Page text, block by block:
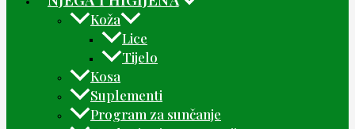
Koža
Lice
Tijelo
Kosa
Suplementi
Program za sunčanje